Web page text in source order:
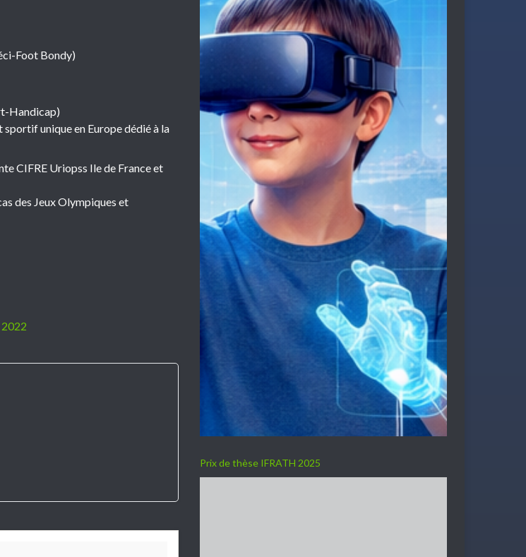
Foot Bondy)
Handicap)
unique en Europe dédié à la
CIFRE Uriopss Ile de France et
des Jeux Olympiques et
Prix de thèse IFRATH 2025